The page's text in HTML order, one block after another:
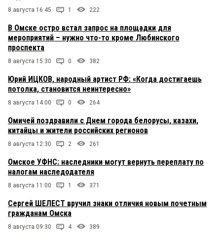
8 августа 16:45 1 222
В Омске остро встал запрос на площадки для
мероприятий – нужно что-то кроме Любинского
проспекта
8 августа 15:30 0 382
Юрий ИЦКОВ, народный артист РФ: «Когда достигаешь
потолка, становится неинтересно»
8 августа 14:00 0 264
Омичей поздравили с Днем города белорусы, казахи,
китайцы и жители российских регионов
8 августа 12:30 2 261
Омское УФНС: наследники могут вернуть переплату по
налогам наследодателя
8 августа 11:00 1 371
Сергей ШЕЛЕСТ вручил знаки отличия новым почетным
гражданам Омска
8 августа 09:30 4 389